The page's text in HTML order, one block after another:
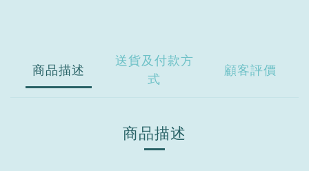
商品描述
送貨及付款方
式
顧客評價
商品描述